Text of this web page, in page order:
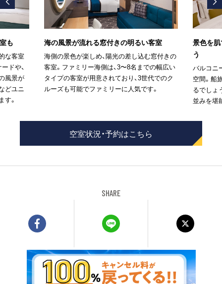
も
な客室
ドや、
風景が
どユニ
。
海の風景が流れる窓付きの明るい客室
海側の景色が楽しめ、陽光の差し込む窓付きの
客室。ファミリー海側は、3〜8名までの幅広い
タイプの客室が用意されており、3世代でのク
ルーズも可能でファミリーに人気です。
景色を
う
バルコニ
空間。船
るでしょ
並みを堪
空室状況・予約はこちら
SHARE